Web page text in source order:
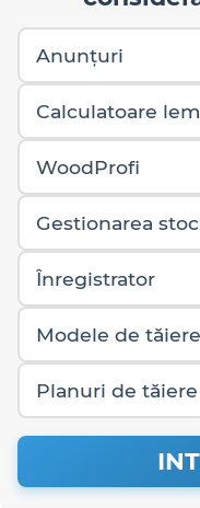
Anunțuri
Calculatoare
WoodProfi
Gestionarea
Înregistrator
Modele de tăiere
Planuri de tăiere